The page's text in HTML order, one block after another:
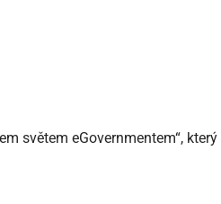
světem eGovernmentem“,